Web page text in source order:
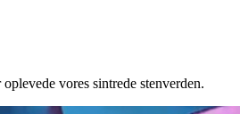
vores sintrede stenverden.